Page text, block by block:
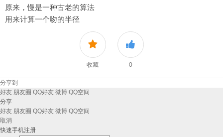
原来，慢是一种古老的算法
用来计算一个吻的半径
收藏 0
分享到
好友 朋友圈 QQ好友 微博 QQ空间
分享
好友 朋友圈 QQ好友 微博 QQ空间
取消
快速手机注册